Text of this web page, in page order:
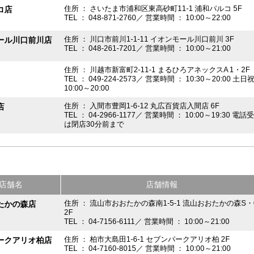
店
住所 ： さいたま市浦和区東高砂町11-1 浦和パルコ 5F
TEL ： 048-871-2760／ 営業時間 ： 10:00～22:00
ル川口前川店
住所 ： 川口市前川1-1-11 イオンモール川口前川 3F
TEL ： 048-261-7201／ 営業時間 ： 10:00～21:00
住所 ： 川越市新富町2-11-1 まるひろアネックスA 1・2F
TEL ： 049-224-2573／ 営業時間 ： 10:30～20:00 土日祝
10:00～20:00
住所 ： 入間市豊岡1-6-12 丸広百貨店入間店 6F
TEL ： 04-2966-1177／ 営業時間 ： 10:00～19:30 電話
は閉店30分前まで
店舗名 店舗情報
かの森店
住所 ： 流山市おおたかの森南1-5-1 流山おおたかの森S
2F
TEL ： 04-7156-6111／ 営業時間 ： 10:00～21:00
クアリオ柏店
住所 ： 柏市大島田1-6-1 セブンパークアリオ柏 2F
TEL ： 04-7160-8015／ 営業時間 ： 10:00～21:00